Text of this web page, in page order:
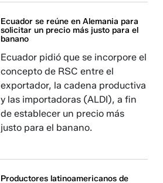
Ecuador se reúne en Alemania para
solicitar un precio más justo para el
banano
Ecuador pidió que se incorpore el
concepto de RSC entre el
exportador, la cadena productiva
y las importadoras (ALDI), a fin
de establecer un precio más
justo para el banano.
Productores latinoamericanos de